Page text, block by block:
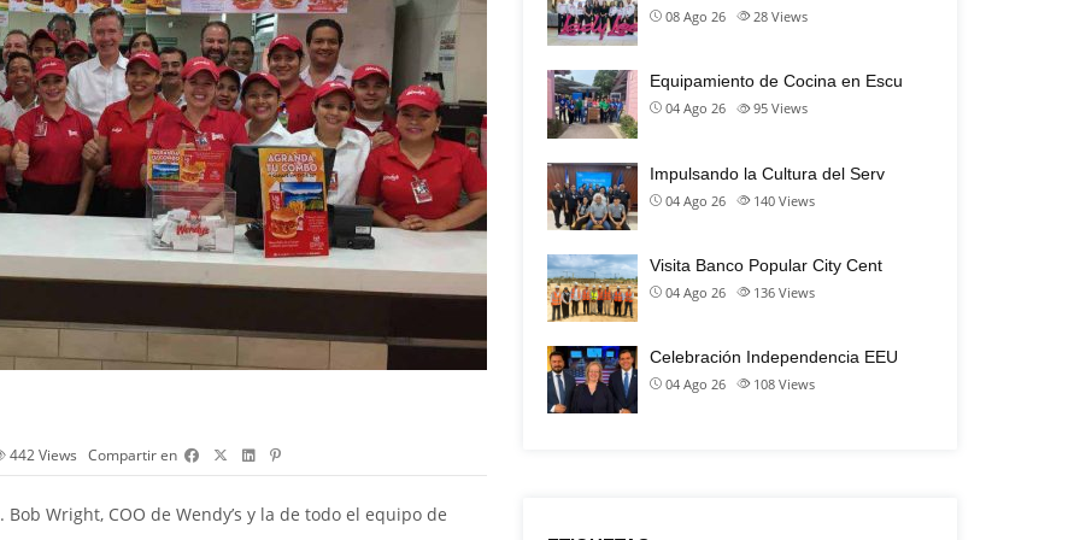
442Views Compartir en
Wright, COO de Wendy’s y la de todo el equipo de
08 Ago 26 28 Views
Equipamiento de Cocina en Escu
04 Ago 26 95 Views
Impulsando la Cultura del Serv
04 Ago 26 140 Views
Visita Banco Popular City Cent
04 Ago 26 136 Views
Celebración Independencia EEU
04 Ago 26 108 Views